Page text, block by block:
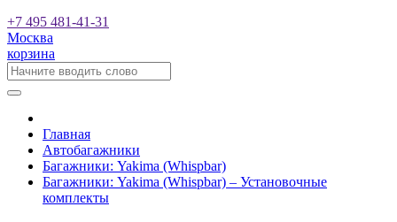
+7 495 481-41-31
Москва
корзина
Главная
Автобагажники
Багажники: Yakima (Whispbar)
Багажники: Yakima (Whispbar) – Установочные
комплекты